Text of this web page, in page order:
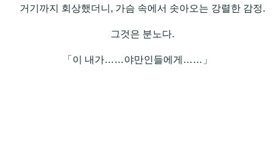
거기까지 회상했더니, 가슴 속에서 솟아오는 강렬한 감정.
그것은 분노다.
「이 내가……야만인들에게……」